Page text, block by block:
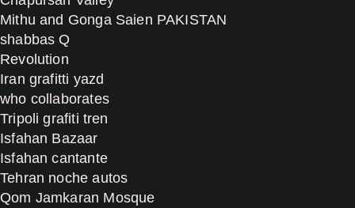
Mithu and Gonga Saien PAKISTAN
shabbas Q
Revolution
Iran grafitti yazd
who collaborates
Tripoli grafiti tren
Isfahan Bazaar
Isfahan cantante
Tehran noche autos
Qom Jamkaran Mosque